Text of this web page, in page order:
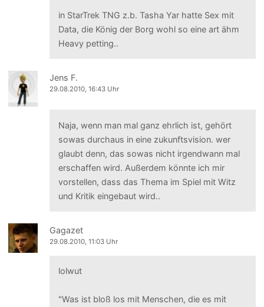
in StarTrek TNG z.b. Tasha Yar hatte Sex mit
Data, die König der Borg wohl so eine art ähm
Heavy petting..
Jens F.
29.08.2010, 16:43 Uhr
Naja, wenn man mal ganz ehrlich ist, gehört
sowas durchaus in eine zukunftsvision. wer
glaubt denn, das sowas nicht irgendwann mal
erschaffen wird. Außerdem könnte ich mir
vorstellen, dass das Thema im Spiel mit Witz
und Kritik eingebaut wird..
Gagazet
29.08.2010, 11:03 Uhr
lolwut
"Was ist bloß los mit Menschen, die es mit